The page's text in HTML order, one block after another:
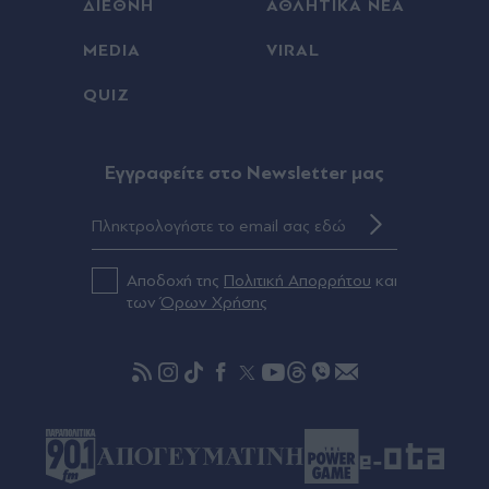
Πριν 29 λεπτά
ζυμώσεις σε "Αυγή" και "Στο Κόκκινο", η γραμμή
Πριν 30 λεπτά
Πνιγμός 4χρονου στην Πάρο: "Τα πάντα είναι
νόμιμα, καθημερινά μαλώναμε με τις μανάδες και
Μήλος: Ώρα εξηγήσεων για τον πιλότο που
"πάρκαρε" το ελικόπτερο στο Σαρακήνικο - "Ο
ΔΙΕΘΝΗ ΑΘΛΗΤΙΚΑ ΝΕΑ
MEDIA VIRAL
QUIZ
Eγγραφείτε στο Newsletter μας
Αποδοχή της Πολιτική Απορρήτου και
τωνΌρων Χρήσης